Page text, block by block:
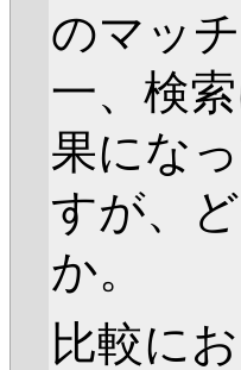
のマッ
一、検
果にな
すが、
か。
比較に